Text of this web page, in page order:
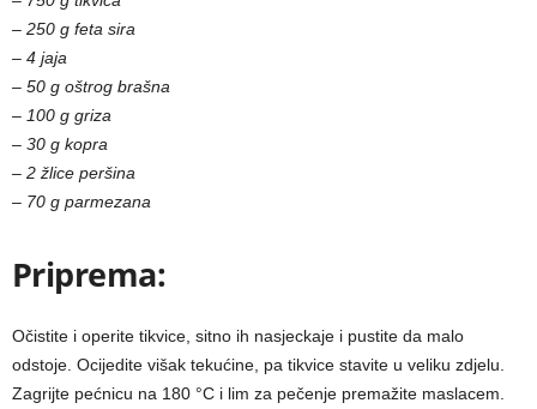
– 250 g feta sira
– 4 jaja
– 50 g oštrog brašna
– 100 g griza
– 30 g kopra
– 2 žlice peršina
– 70 g parmezana
Priprema:
Očistite i operite tikvice, sitno ih nasjeckaje i pustite da malo
odstoje. Ocijedite višak tekućine, pa tikvice stavite u veliku zdjelu.
Zagrijte pećnicu na 180 °C i lim za pečenje premažite maslacem.